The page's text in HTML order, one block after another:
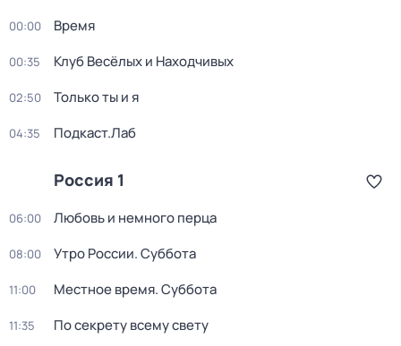
00:00 Время
00:35 Клуб Весёлых и Находчивых
02:50 Только ты и я
04:35 Подкаст.Лаб
Россия 1
06:00 Любовь и немного перца
08:00 Утро России. Суббота
11:00 Местное время. Суббота
11:35 По секрету всему свету